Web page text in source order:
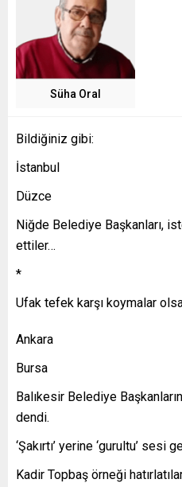
Süha Oral
Bildiğiniz gibi:
İstanbul
Düzce
Niğde Belediye Başkanları,
ettiler…
*
Ufak tefek karşı koymalar
Ankara
Bursa
Balıkesir Belediye
dendi.
‘Şakırtı’ yerine ‘gurultu’ sesi
Kadir Topbaş örneği